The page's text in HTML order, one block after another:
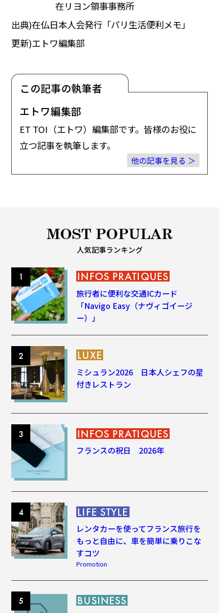
在リヨン領事事務所
出典)在仏日本人会発行「パリ生活便利メモ」
更新)エトワ編集部
この記事の執筆者
エトワ編集部
ET TOI（エトワ）編集部です。皆様のお役に
立つ記事を執筆します。
他の記事を見る
MOST POPULAR
人気記事ランキング
INFOS PRATIQUES
旅行者に便利な交通ICカード
「Navigo Easy（ナヴィゴイージ
ー）」
LUXE
ミシュラン2026 日本人シェフの星
付きレストラン
INFOS PRATIQUES
フランスの祝日 2026年
LIFE STYLE
レンタカーを使ってフランス旅行を
もっと自由に、車を簡単に乗りこな
すコツ
Promotion
BUSINESS